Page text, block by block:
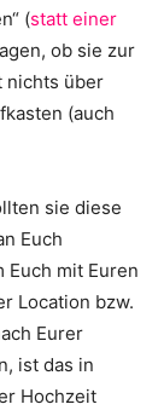
(statt einer
ob sie zur
nichts über
(auch
sie diese
Euch
Euch mit Euren
Location bzw.
Eurer
ist das in
Hochzeit